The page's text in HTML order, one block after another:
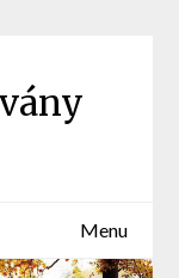
Menu